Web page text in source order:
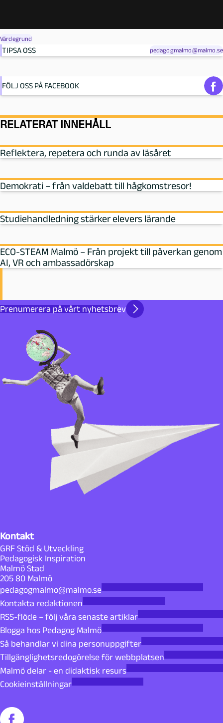
Värdegrund
TIPSA OSS pedagogmalmo@malmo.se
FÖLJ OSS PÅ FACEBOOK
RELATERAT INNEHÅLL
Reflektera, repetera och runda av läsåret
Demokrati – från valdebatt till hågkomstresor!
Studiehandledning stärker elevers lärande
ECO-STEAM Malmö – Från projekt till påverkan genom
AI, VR och ambassadörskap
Prenumerera på vårt nyhetsbrev
Kontakt
GRF Stöd & Utveckling
Pedagogisk Inspiration
Malmö Stad
205 80 Malmö
pedagogmalmo@malmo.se
Kontakta redaktionen
RSS-flöde – följ våra senaste artiklar
Blogga hos Pedagog Malmö
Så behandlar vi dina personuppgifter
Tillgänglighetsredogörelse för webbplatsen
Malmö delar - en didaktisk resurs
Cookieinställningar